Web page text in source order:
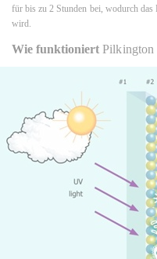
für bis zu 2 Stunden bei, wodurch
wird.
Wie funktioniertPilkington